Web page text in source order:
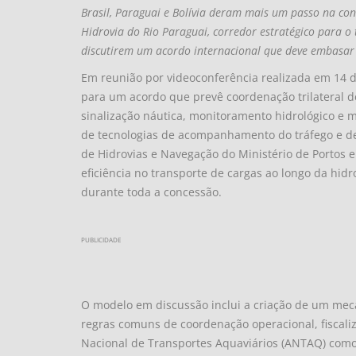
Brasil, Paraguai e Bolívia deram mais um passo na
Hidrovia do Rio Paraguai, corredor estratégico para
discutirem um acordo internacional que deve
Em reunião por videoconferência realizada em
para um acordo que prevê coordenação trilateral
sinalização náutica, monitoramento hidrológico e
de tecnologias de acompanhamento do tráfego e
de Hidrovias e Navegação do Ministério de
eficiência no transporte de cargas ao longo da
durante toda a concessão.
PUBLICIDADE
O modelo em discussão inclui a criação de um
regras comuns de coordenação operacional,
Nacional de Transportes Aquaviários (ANTAQ)